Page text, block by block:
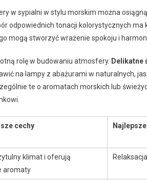
w sypialni w stylu morskim można
odpowiednich tonacji kolorystycznych
mogą stworzyć wrażenie spokoju i
rolę w budowaniu atmosfery. Delikatne
na lampy z abażurami w naturalnych,
te o aromatach morskich lub
cechy
klimat i oferują
aromaty